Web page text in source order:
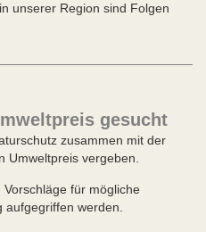
unserer Region sind Folgen
gesucht
zusammen mit der
Umweltpreis vergeben.
für mögliche
werden.